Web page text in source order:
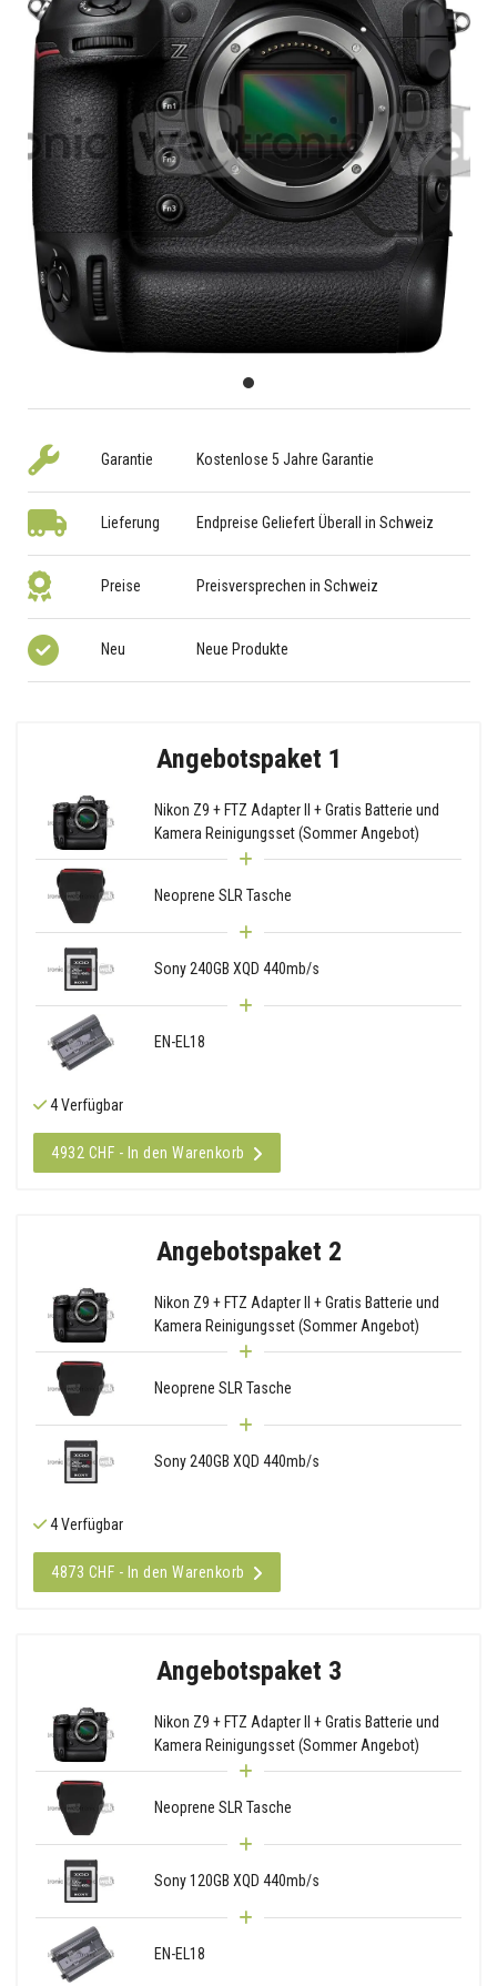
Garantie Kostenlose 5 Jahre Garantie
Lieferung Endpreise Geliefert Überall in Schweiz
Preise Preisversprechen in Schweiz
Neu Neue Produkte
Angebotspaket 1
Nikon Z9 + FTZ Adapter II + Gratis Batterie und
Kamera Reinigungsset (Sommer Angebot)
Neoprene SLR Tasche
Sony 240GB XQD 440mb/s
EN-EL18
4 Verfügbar
4932 CHF - In den Warenkorb
Angebotspaket 2
Nikon Z9 + FTZ Adapter II + Gratis Batterie und
Kamera Reinigungsset (Sommer Angebot)
Neoprene SLR Tasche
Sony 240GB XQD 440mb/s
4 Verfügbar
4873 CHF - In den Warenkorb
Angebotspaket 3
Nikon Z9 + FTZ Adapter II + Gratis Batterie und
Kamera Reinigungsset (Sommer Angebot)
Neoprene SLR Tasche
Sony 120GB XQD 440mb/s
EN-EL18